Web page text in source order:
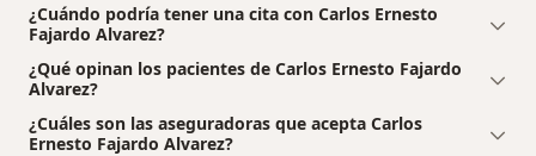
¿Cuándo podría tener una cita con Carlos Ernesto
Fajardo Alvarez?
¿Qué opinan los pacientes de Carlos Ernesto Fajardo
Alvarez?
¿Cuáles son las aseguradoras que acepta Carlos
Ernesto Fajardo Alvarez?